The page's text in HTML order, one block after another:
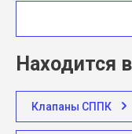
Находится
Клапаны СППК